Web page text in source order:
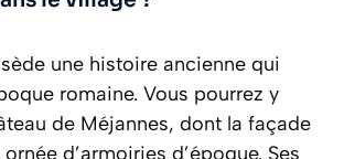
une histoire ancienne qui
romaine. Vous pourrez y
de Méjannes, dont la façade
d’armoiries d’époque. Ses